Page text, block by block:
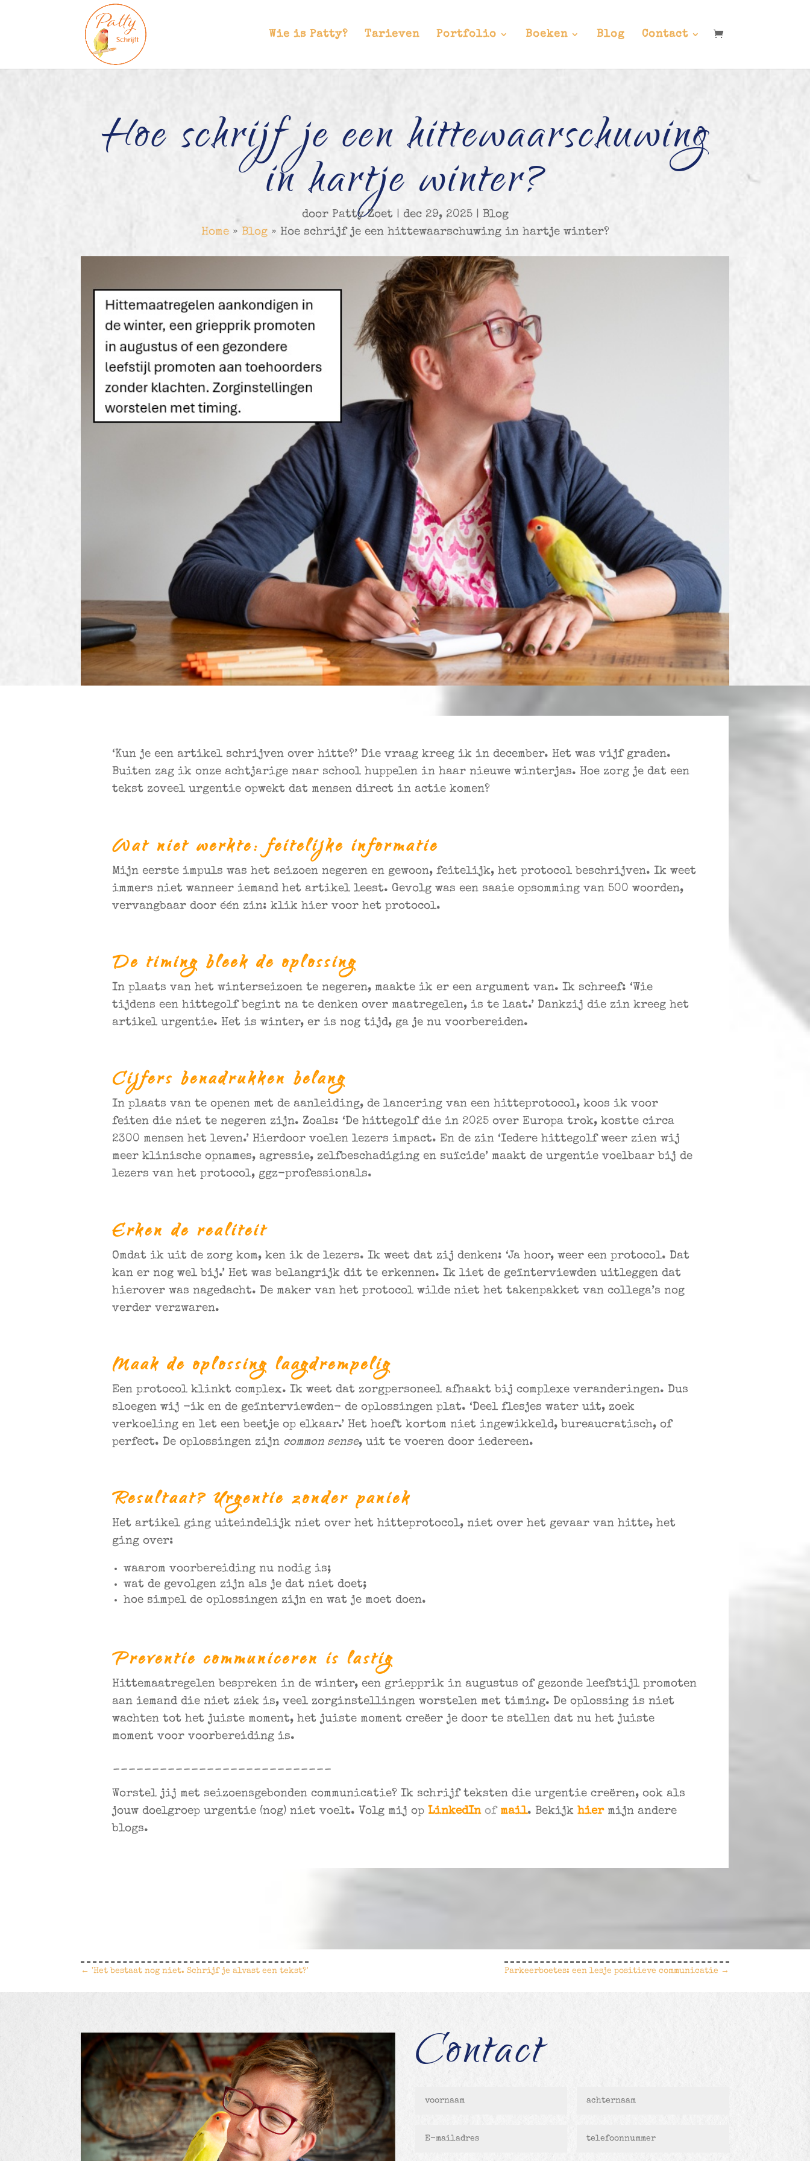
Wie is Patty? Tarieven Portfolio Boeken Blog Contact
Hoe schrijf je een hittewaarschuwing
in hartje winter?
door Patty Zoet| dec 29, 2025| Blog
Home» Blog» Hoe schrijf je een hittewaarschuwing in hartje winter?
‘Kun je een artikel schrijven over hitte?’ Die vraag kreeg ik in december. Het was vijf graden.
Buiten zag ik onze achtjarige naar school huppelen in haar nieuwe winterjas. Hoe zorg je dat een
tekst zoveel urgentie opwekt dat mensen direct in actie komen?
Wat niet werkte: feitelijke informatie
Mijn eerste impuls was het seizoen negeren en gewoon, feitelijk, het protocol beschrijven. Ik weet
immers niet wanneer iemand het artikel leest. Gevolg was een saaie opsomming van 500 woorden,
vervangbaar door één zin: klik hier voor het protocol.
De timing bleek de oplossing
In plaats van het winterseizoen te negeren, maakte ik er een argument van. Ik schreef: ‘Wie
tijdens een hittegolf begint na te denken over maatregelen, is te laat.’ Dankzij die zin kreeg het
artikel urgentie. Het is winter, er is nog tijd, ga je nu voorbereiden.
Cijfers benadrukken belang
In plaats van te openen met de aanleiding, de lancering van een hitteprotocol, koos ik voor
feiten die niet te negeren zijn. Zoals: ‘De hittegolf die in 2025 over Europa trok, kostte circa
2300 mensen het leven.’ Hierdoor voelen lezers impact. En de zin ‘Iedere hittegolf weer zien wij
meer klinische opnames, agressie, zelfbeschadiging en suïcide’ maakt de urgentie voelbaar bij de
lezers van het protocol, ggz-professionals.
Erken de realiteit
Omdat ik uit de zorg kom, ken ik de lezers. Ik weet dat zij denken: ‘Ja hoor, weer een protocol. Dat
kan er nog wel bij.’ Het was belangrijk dit te erkennen. Ik liet de geïnterviewden uitleggen dat
hierover was nagedacht. De maker van het protocol wilde niet het takenpakket van collega’s nog
verder verzwaren.
Maak de oplossing laagdrempelig
Een protocol klinkt complex. Ik weet dat zorgpersoneel afhaakt bij complexe veranderingen. Dus
sloegen wij -ik en de geïnterviewden- de oplossingen plat. ‘Deel flesjes water uit, zoek
verkoeling en let een beetje op elkaar.’ Het hoeft kortom niet ingewikkeld, bureaucratisch, of
perfect. De oplossingen zijn common sense, uit te voeren door iedereen.
Resultaat? Urgentie zonder paniek
Het artikel ging uiteindelijk niet over het hitteprotocol, niet over het gevaar van hitte, het
ging over:
waarom voorbereiding nu nodig is;
wat de gevolgen zijn als je dat niet doet;
hoe simpel de oplossingen zijn en wat je moet doen.
Preventie communiceren is lastig
Hittemaatregelen bespreken in de winter, een griepprik in augustus of gezonde leefstijl promoten
aan iemand die niet ziek is, veel zorginstellingen worstelen met timing. De oplossing is niet
wachten tot het juiste moment, het juiste moment creëer je door te stellen dat nu het juiste
moment voor voorbereiding is.
Worstel jij met seizoensgebonden communicatie? Ik schrijf teksten die urgentie creëren, ook als
jouw doelgroep urgentie (nog) niet voelt. Volg mij op LinkedIn of mail. Bekijkhiermijn andere
blogs.
← 'Het bestaat nog niet. Schrijf je alvast een tekst?' Parkeerboetes: een lesje positieve communicatie →
Contact